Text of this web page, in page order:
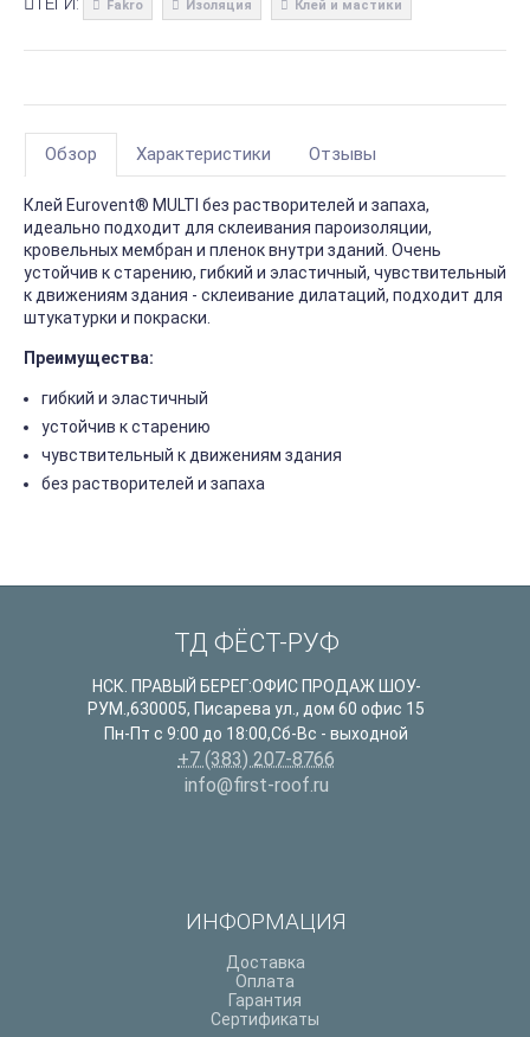
Fakro Изоляция Клей и мастики
Обзор Характеристики Отзывы
Клей Eurovent® MULTI без растворителей и запаха,
идеально подходит для склеивания пароизоляции,
кровельных мембран и пленок внутри зданий. Очень
устойчив к старению, гибкий и эластичный, чувствительный
к движениям здания - склеивание дилатаций, подходит для
штукатурки и покраски.
Преимущества:
гибкий и эластичный
устойчив к старению
чувствительный к движениям здания
без растворителей и запаха
ТД ФЁСТ-РУФ
НСК. ПРАВЫЙ БЕРЕГ:ОФИС ПРОДАЖ ШОУ-
РУМ.,630005, Писарева ул., дом 60 офис 15
Пн-Пт с 9:00 до 18:00,Сб-Вс - выходной
+7 (383) 207-8766
info@first-roof.ru
ИНФОРМАЦИЯ
Доставка
Оплата
Гарантия
Сертификаты